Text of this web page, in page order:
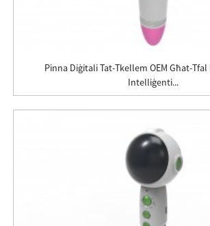
Pinna Diġitali Tat-Tkellem OEM Għat-
Intelliġenti...